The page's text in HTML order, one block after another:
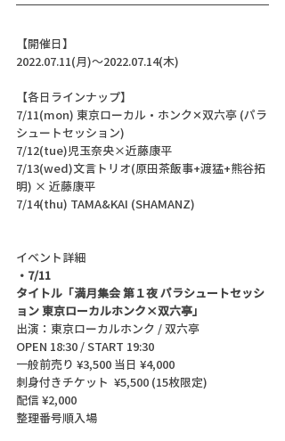
【開催日】
2022.07.11(月)〜2022.07.14(木)
【各日ラインナップ】
7/11(mon) 東京ローカル・ホンク✕双六亭 (パラ
シュートセッション)
7/12(tue)児玉奈央×近藤康平
7/13(wed)文言トリオ(原田茶飯事+渡猛+熊谷拓
明) × 近藤康平
7/14(thu) TAMA&KAI (SHAMANZ)
イベント詳細
・7/11
タイトル「満月集会 第１夜 パラシュートセッシ
ョン 東京ローカルホンク×双六亭」
出演：東京ローカルホンク / 双六亭
OPEN 18:30 / START 19:30
一般前売り ¥3,500 当日 ¥4,000
刺身付きチケット  ¥5,500 (15枚限定)
配信 ¥2,000
整理番号順入場